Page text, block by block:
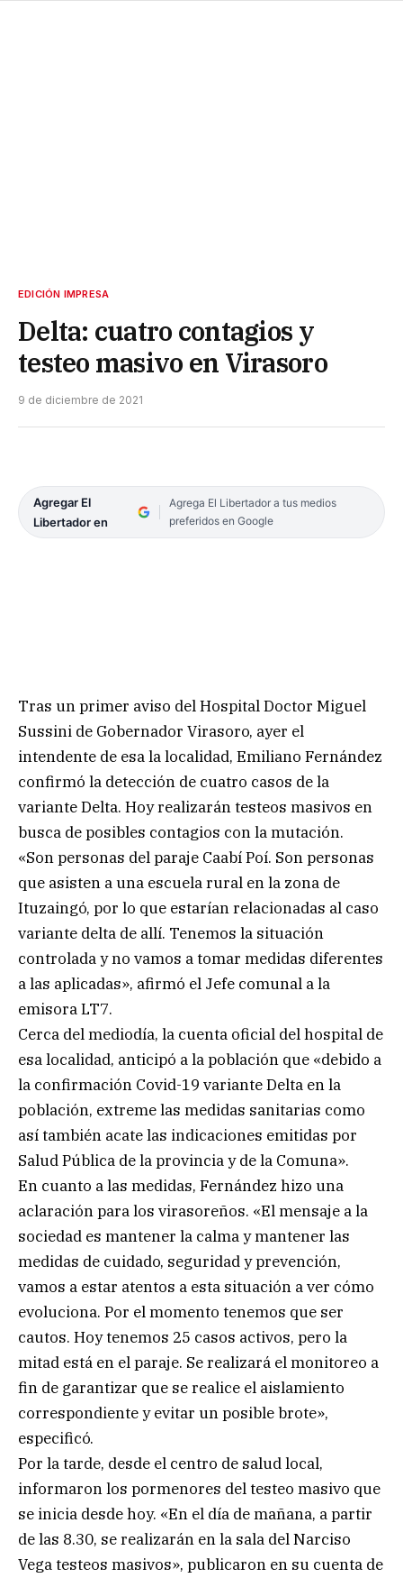
EDICIÓN IMPRESA
Delta: cuatro contagios y
testeo masivo en Virasoro
9 de diciembre de 2021
Agregar El
Libertador en
Agrega El Libertador a tus medios
preferidos en Google
Tras un primer aviso del Hospital Doctor Miguel
Sussini de Gobernador Virasoro, ayer el
intendente de esa la localidad, Emiliano Fernández
confirmó la detección de cuatro casos de la
variante Delta. Hoy realizarán testeos masivos en
busca de posibles contagios con la mutación.
«Son personas del paraje Caabí Poí. Son personas
que asisten a una escuela rural en la zona de
Ituzaingó, por lo que estarían relacionadas al caso
variante delta de allí. Tenemos la situación
controlada y no vamos a tomar medidas diferentes
a las aplicadas», afirmó el Jefe comunal a la
emisora LT7.
Cerca del mediodía, la cuenta oficial del hospital de
esa localidad, anticipó a la población que «debido a
la confirmación Covid-19 variante Delta en la
población, extreme las medidas sanitarias como
así también acate las indicaciones emitidas por
Salud Pública de la provincia y de la Comuna».
En cuanto a las medidas, Fernández hizo una
aclaración para los virasoreños. «El mensaje a la
sociedad es mantener la calma y mantener las
medidas de cuidado, seguridad y prevención,
vamos a estar atentos a esta situación a ver cómo
evoluciona. Por el momento tenemos que ser
cautos. Hoy tenemos 25 casos activos, pero la
mitad está en el paraje. Se realizará el monitoreo a
fin de garantizar que se realice el aislamiento
correspondiente y evitar un posible brote»,
especificó.
Por la tarde, desde el centro de salud local,
informaron los pormenores del testeo masivo que
se inicia desde hoy. «En el día de mañana, a partir
de las 8.30, se realizarán en la sala del Narciso
Vega testeos masivos», publicaron en su cuenta de